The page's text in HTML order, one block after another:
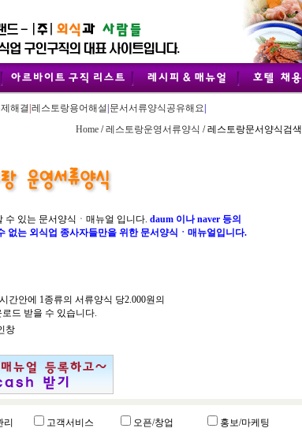
해결 레스토랑용어해설 문서서류양식공유해요
Home/레스토랑운영서류양식 / 레스토랑문서양식검색
수 있는 문서양식ㆍ매뉴얼 입니다. daum 이나 naver 등의
없는 외식업 종사자들만을 위한 문서양식ㆍ매뉴얼입니다.
간안에 1종류의 서류양식 당2.000원의
드 받을 수 있습니다.
창
고객서비스 오픈/창업
홍보/마케팅